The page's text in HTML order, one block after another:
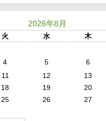
2026年8月
火 水 木
4 5
6
11 12
13
18 19
20
25 26
27